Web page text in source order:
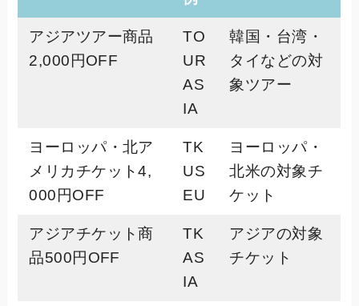
アジアツアー商品
2,000円OFF
TO
UR
AS
IA
韓国・台湾・
タイなどの対
象ツアー
ヨーロッパ・北ア
メリカチケット4,
000円OFF
TK
US
EU
ヨーロッパ・
北米の対象チ
ケット
アジアチケット商
品500円OFF
TK
AS
IA
アジアの対象
チケット